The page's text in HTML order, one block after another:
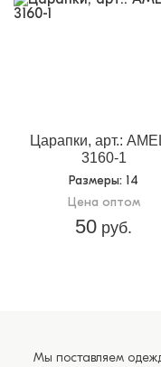
Царапки, арт.:
3160-1
Размеры: 14
Цена оптом
50 руб.
Мы поставляем